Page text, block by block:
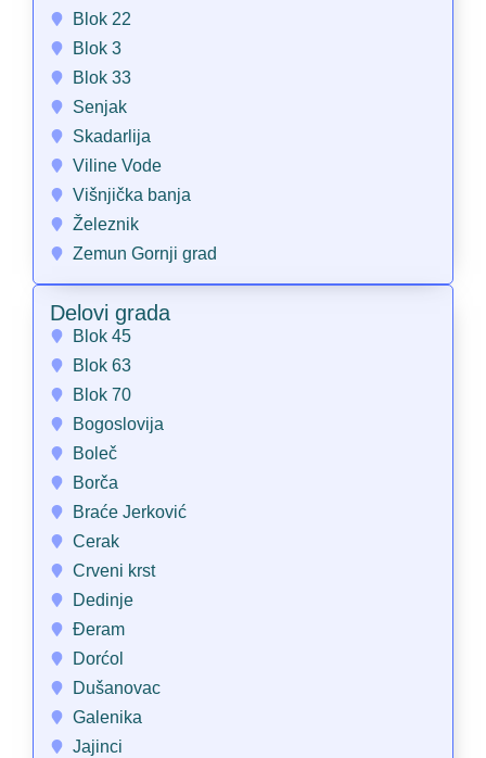
Blok 22
Blok 3
Blok 33
Senjak
Skadarlija
Viline Vode
Višnjička banja
Železnik
Zemun Gornji grad
Delovi grada
Blok 45
Blok 63
Blok 70
Bogoslovija
Boleč
Borča
Braće Jerković
Cerak
Crveni krst
Dedinje
Đeram
Dorćol
Dušanovac
Galenika
Jajinci